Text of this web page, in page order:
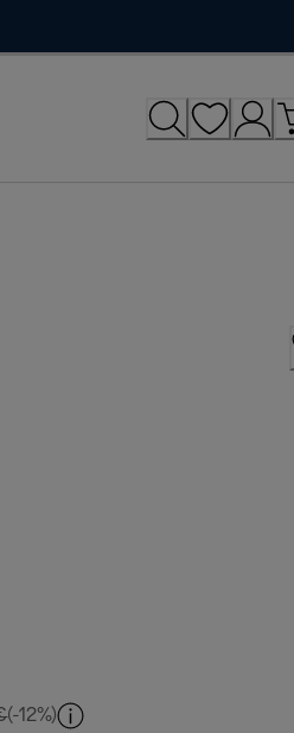
αρχική τιμή 129,90 €
(-12%)